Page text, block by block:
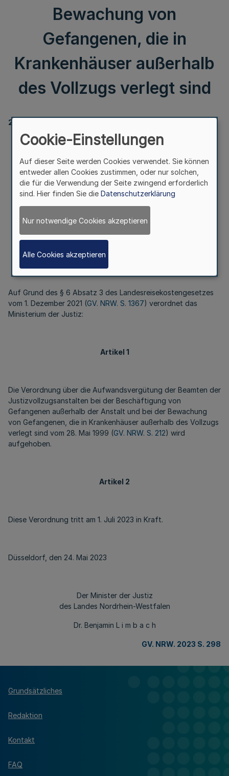
Bewachung von
Gefangenen, die in
Krankenhäuser außerhalb
des Vollzugs verlegt sind
20320
Verordnung zur Aufhebung
Beamten
der Justizvollzugsanstalten bei der Beschäftigung von
Gefangenen außerhalb der
Anstalt und bei der Bewachung von Gefangenen, die in
Krankenhäuser außerhalb des
Vollzugs verlegt sind
Vom 24. Mai 2023
Auf Grund des § 6 Absatz 3 des Landesreisekostengesetzes
vom 1. Dezember 2021 (GV. NRW. S. 1367) verordnet das
Ministerium der Justiz:
Artikel 1
Die Verordnung über die Aufwandsvergütung der Beamten der
Justizvollzugsanstalten bei der Beschäftigung von
Gefangenen außerhalb der Anstalt und bei der Bewachung
von Gefangenen, die in Krankenhäuser außerhalb des Vollzugs
verlegt sind vom 28. Mai 1999 (GV. NRW. S. 212) wird
aufgehoben.
Artikel 2
Diese Verordnung tritt am 1. Juli 2023 in Kraft.
Düsseldorf, den 24. Mai 2023
Der Minister der Justiz
des Landes Nordrhein-Westfalen
Dr. Benjamin L i m b a c h
GV. NRW. 2023 S. 298
Grundsätzliches
Redaktion
Kontakt
FAQ
Cookie-Einstellungen
Auf dieser Seite werden Cookies verwendet. Sie können
entweder allen Cookies zustimmen, oder nur solchen,
die für die Verwendung der Seite zwingend erforderlich
sind. Hier finden Sie die Datenschutzerklärung
Nur notwendige Cookies akzeptieren
Alle Cookies akzeptieren